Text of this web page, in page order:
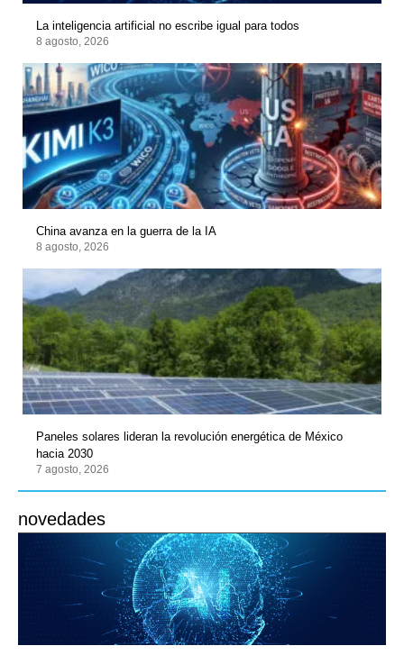
La inteligencia artificial no escribe igual para todos
8 agosto, 2026
China avanza en la guerra de la IA
8 agosto, 2026
Paneles solares lideran la revolución energética de México
hacia 2030
7 agosto, 2026
novedades